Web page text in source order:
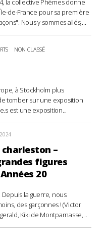
la collective Phèmes donne
de-France pour sa première
Nous y sommes allés,...
NON CLASSÉ
à Stockholm plus
tomber sur une exposition
est une exposition...
–
figures
20
la guerre, nous
des garçonnes ! (Victor
Kiki de Montparnasse,...